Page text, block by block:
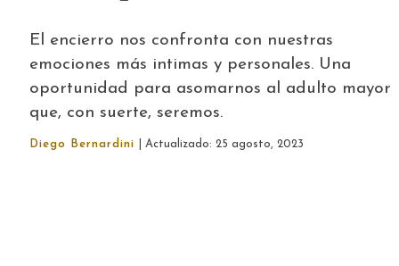
El encierro nos confronta con nuestras
emociones más intimas y personales. Una
oportunidad para asomarnos al adulto mayor
que, con suerte, seremos.
Diego Bernardini | Actualizado: 25 agosto, 2023